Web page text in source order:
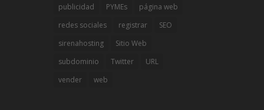
publicidad
PYMEs
página web
redes sociales
registrar
SEO
sirenahosting
Sitio Web
subdominio
Twitter
URL
vender
web